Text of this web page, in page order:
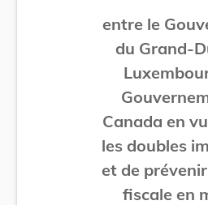
entre le
du Grand-
Canada en
les doubles
et de
fiscale en